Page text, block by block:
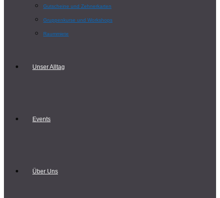
Gutscheine und Zehnerkarten
Gruppenkurse und Workshops
Raummiete
Unser Alltag
Events
Über Uns